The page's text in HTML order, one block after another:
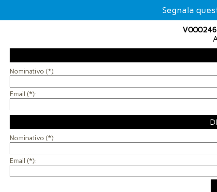
Segnala
V000246
Nominativo (*):
Email (*):
Nominativo (*):
Email (*):